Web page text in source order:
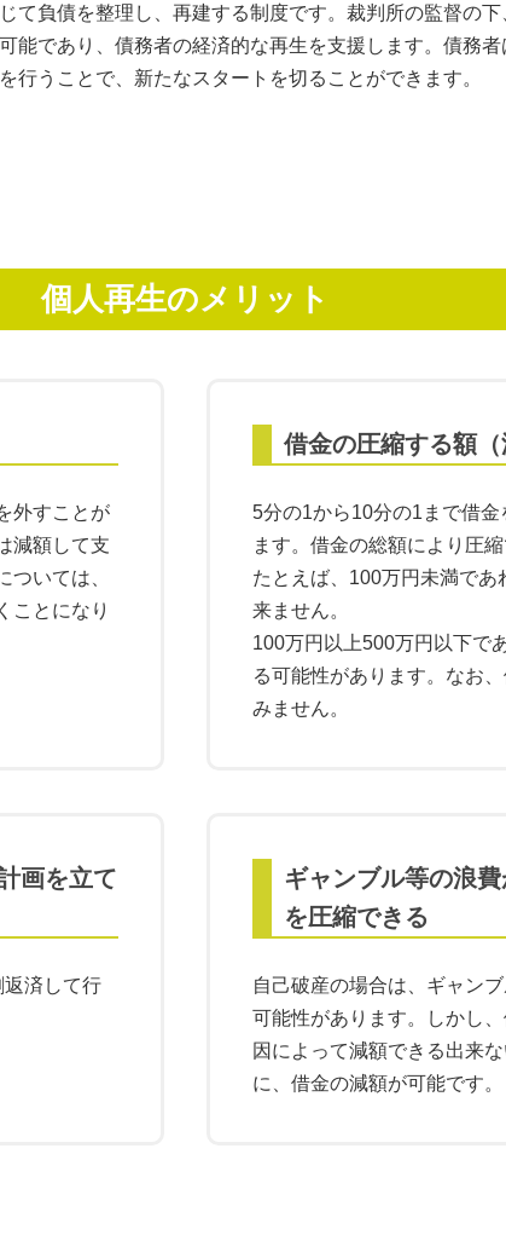
て負債を整理し、再建する制度です。裁判所の監督の
能であり、債務者の経済的な再生を支援します。債務
行うことで、新たなスタートを切ることができます。
個人再生のメリット
外すことが
減額して支
いては、
ことになり
借金の圧縮する額
5分の1から10分の1まで借金
ます。借金の総額により圧
たとえば、100万円未満であ
来ません。
100万円以上500万円以下で
る可能性があります。なお
みません。
画を立て
済して行
ギャンブル等の浪
を圧縮できる
自己破産の場合は、ギャン
可能性があります。しかし
因によって減額できる出来
に、借金の減額が可能です。